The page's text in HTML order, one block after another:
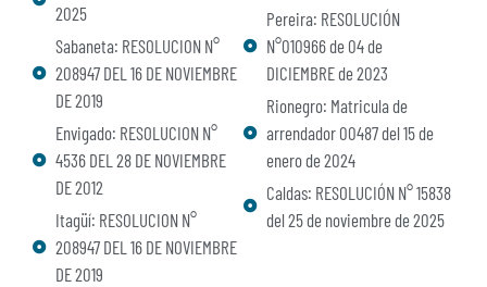
2025
Sabaneta: RESOLUCION N°
208947 DEL 16 DE NOVIEMBRE
DE 2019
Envigado: RESOLUCION N°
4536 DEL 28 DE NOVIEMBRE
DE 2012
Itagüí: RESOLUCION N°
208947 DEL 16 DE NOVIEMBRE
DE 2019
Pereira: RESOLUCIÓN
N°010966 de 04 de
DICIEMBRE de 2023
Rionegro: Matricula de
arrendador 00487 del 15 de
enero de 2024
Caldas: RESOLUCIÓN N° 15838
del 25 de noviembre de 2025